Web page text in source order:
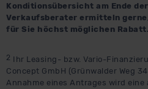
Konditionsübersicht am Ende
Verkaufsberater ermitteln
für Sie höchst möglichen
2 Ihr Leasing- bzw. Vario-
Concept GmbH (Grünwalder Weg
Annahme eines Antrages wird